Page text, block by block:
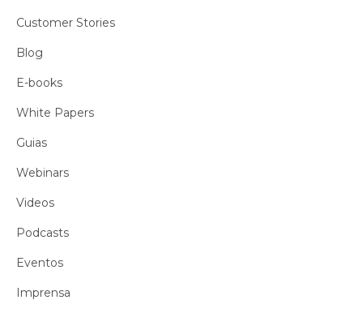
Customer Stories
Blog
E-books
White Papers
Guias
Webinars
Videos
Podcasts
Eventos
Imprensa